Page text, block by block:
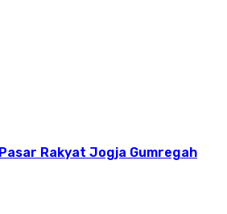
Pasar Rakyat Jogja Gumregah